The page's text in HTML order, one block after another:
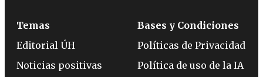
Temas
Editorial ÚH
Noticias positivas
Bases y Condiciones
Políticas de Privacidad
Política de uso de la IA